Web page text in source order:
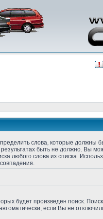
слова, которые должны
результатах быть не должно. Вы
любого слова из списка.
будет произведен поиск.
если Вы не